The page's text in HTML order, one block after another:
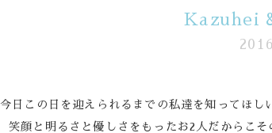
Kazuhei
今日この日を迎えられるまでの私達を知ってほし
笑顔と明るさと優しさをもったお2人だからこ